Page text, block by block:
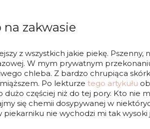
na zakwasie
z wszystkich jakie piekę. Pszenny,
W mym prywatnym
chleba. Z bardzo chrupiąca
Po lekturze tego artykułu
częściej niż do tej pory. Kto nie
się chemii dosypywanej w
nie wychodzi mi tak wysoki